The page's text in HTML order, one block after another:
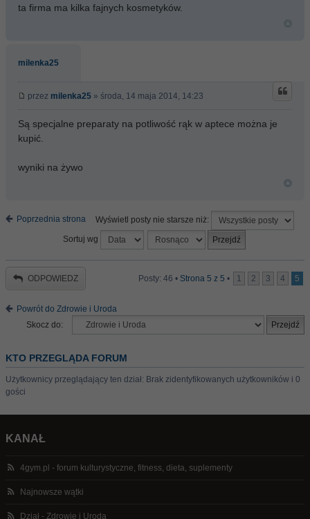
ta firma ma kilka fajnych kosmetyków.
milenka25
przez milenka25 » środa, 14 maja 2014, 14:23
Są specjalne preparaty na potliwość rąk w aptece można je
kupić.
wyniki na żywo
Poprzednia strona
Wyświetl posty nie starsze niż:
Sortuj wg
ODPOWIEDZ Posty: 46 • Strona 5 z 5 • 1 2 3 4 5
Powrót do Zdrowie i Uroda
Skocz do:
KTO PRZEGLĄDA FORUM
Użytkownicy przeglądający ten dział: Brak zidentyfikowanych użytkowników i 0
gości
KANAŁ
4gym.pl - forum kulturystyczne, fitness, dieta, suplementy
Najnowsze wątki
Dział - Zdrowie i Uroda